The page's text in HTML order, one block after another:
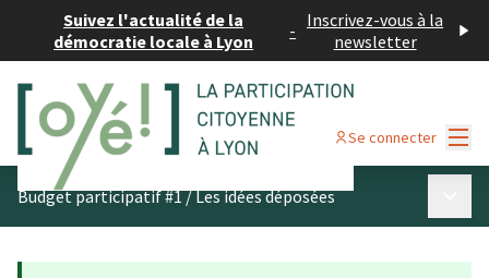
Suivez l'actualité de la
démocratie locale à Lyon
- Inscrivez-vous à la
newsletter
Se connecter
Budget participatif #1/Les idées déposées